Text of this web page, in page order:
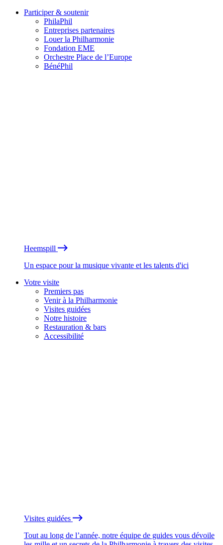
Participer & soutenir
PhilaPhil
Entreprises partenaires
Louer la Philharmonie
Fondation EME
Orchestre Place de l’Europe
BénéPhil
Heemspill
Un espace pour la musique vivante et les talents d'ici
Votre visite
Premiers pas
Venir à la Philharmonie
Visites guidées
Notre histoire
Restauration & bars
Accessibilité
Visites guidées
Tout au long de l’année, notre équipe de guides vous dévoile